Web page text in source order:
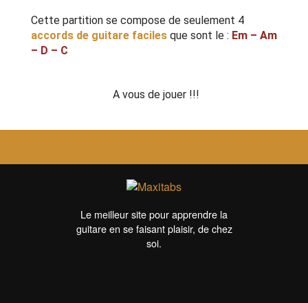
Cette partition se compose de seulement 4
accords de guitare faciles que sont le : Em – Am
– D – C
A vous de jouer !!!
Le meilleur site pour apprendre la
guitare en se faisant plaisir, de chez
soi.